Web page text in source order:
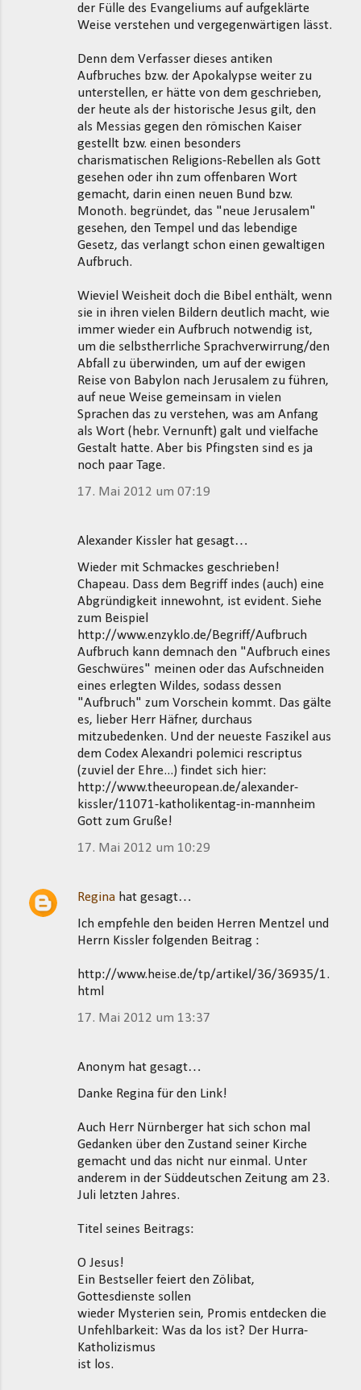
der Fülle des Evangeliums auf aufgeklärte
Weise verstehen und vergegenwärtigen lässt.
Denn dem Verfasser dieses antiken
Aufbruches bzw. der Apokalypse weiter zu
unterstellen, er hätte von dem geschrieben,
der heute als der historische Jesus gilt, den
als Messias gegen den römischen Kaiser
gestellt bzw. einen besonders
charismatischen Religions-Rebellen als Gott
gesehen oder ihn zum offenbaren Wort
gemacht, darin einen neuen Bund bzw.
Monoth. begründet, das "neue Jerusalem"
gesehen, den Tempel und das lebendige
Gesetz, das verlangt schon einen gewaltigen
Aufbruch.
Wieviel Weisheit doch die Bibel enthält, wenn
sie in ihren vielen Bildern deutlich macht, wie
immer wieder ein Aufbruch notwendig ist,
um die selbstherrliche Sprachverwirrung/den
Abfall zu überwinden, um auf der ewigen
Reise von Babylon nach Jerusalem zu führen,
auf neue Weise gemeinsam in vielen
Sprachen das zu verstehen, was am Anfang
als Wort (hebr. Vernunft) galt und vielfache
Gestalt hatte. Aber bis Pfingsten sind es ja
noch paar Tage.
17. Mai 2012 um 07:19
Alexander Kissler hat gesagt…
Wieder mit Schmackes geschrieben!
Chapeau. Dass dem Begriff indes (auch) eine
Abgründigkeit innewohnt, ist evident. Siehe
zum Beispiel
http://www.enzyklo.de/Begriff/Aufbruch
Aufbruch kann demnach den "Aufbruch eines
Geschwüres" meinen oder das Aufschneiden
eines erlegten Wildes, sodass dessen
"Aufbruch" zum Vorschein kommt. Das gälte
es, lieber Herr Häfner, durchaus
mitzubedenken. Und der neueste Faszikel aus
dem Codex Alexandri polemici rescriptus
(zuviel der Ehre...) findet sich hier:
http://www.theeuropean.de/alexander-
kissler/11071-katholikentag-in-mannheim
Gott zum Gruße!
17. Mai 2012 um 10:29
Regina hat gesagt…
Ich empfehle den beiden Herren Mentzel und
Herrn Kissler folgenden Beitrag :
http://www.heise.de/tp/artikel/36/36935/1.
html
17. Mai 2012 um 13:37
Anonym hat gesagt…
Danke Regina für den Link!
Auch Herr Nürnberger hat sich schon mal
Gedanken über den Zustand seiner Kirche
gemacht und das nicht nur einmal. Unter
anderem in der Süddeutschen Zeitung am 23.
Juli letzten Jahres.
Titel seines Beitrags:
O Jesus!
Ein Bestseller feiert den Zölibat,
Gottesdienste sollen
wieder Mysterien sein, Promis entdecken die
Unfehlbarkeit: Was da los ist? Der Hurra-
Katholizismus
ist los.